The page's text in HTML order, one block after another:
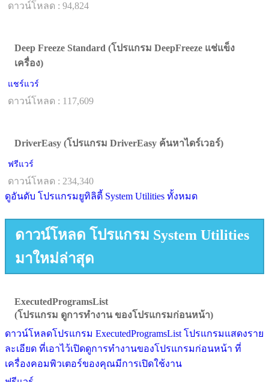
ดาวน์โหลด : 94,824
Deep Freeze Standard (โปรแกรม DeepFreeze แช่แข็ง
เครื่อง)
แชร์แวร์
ดาวน์โหลด : 117,609
DriverEasy (โปรแกรม DriverEasy ค้นหาไดร์เวอร์)
ฟรีแวร์
ดาวน์โหลด : 234,340
ดูอันดับ โปรแกรมยูทิลิตี้ System Utilities ทั้งหมด
ดาวน์โหลด โปรแกรม System Utilities
มาใหม่ล่าสุด
ExecutedProgramsList
(โปรแกรม ดูการทำงาน ของโปรแกรมก่อนหน้า)
ดาวน์โหลดโปรแกรม ExecutedProgramsList โปรแกรมแสดงราย
ละเอียด ที่เอาไว้เปิดดูการทำงานของโปรแกรมก่อนหน้า ที่
เครื่องคอมพิวเตอร์ของคุณมีการเปิดใช้งาน